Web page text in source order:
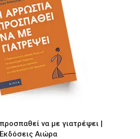
να με γιατρέψει |
Εκδόσεις Αιώρα